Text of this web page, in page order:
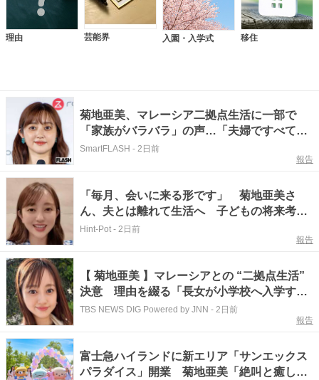
理由 芸能界 入園・入学式 移住
菊地亜美、マレーシア二拠点生活に一部で
「家族がバラバラ」の声…「夫婦ですべて分
担」を貫けるか
SmartFLASH - 2日前
報告
「毎月、会いに来る形です」 菊地亜美さ
ん、夫とは離れて生活へ 子どもの将来考え
「今しかない、今だって思った」
Hint-Pot - 2日前
報告
【 菊地亜美 】マレーシアとの “二拠点生活”
決意 理由を綴る「長女が小学校へ入学する
このタイミングで新しい環境に挑戦すること
TBS NEWS DIG Powered by JNN - 2日前
報告
富士急ハイランドに新エリア「サンエックス
パラダイス」開業 菊地亜美「絶叫と癒し